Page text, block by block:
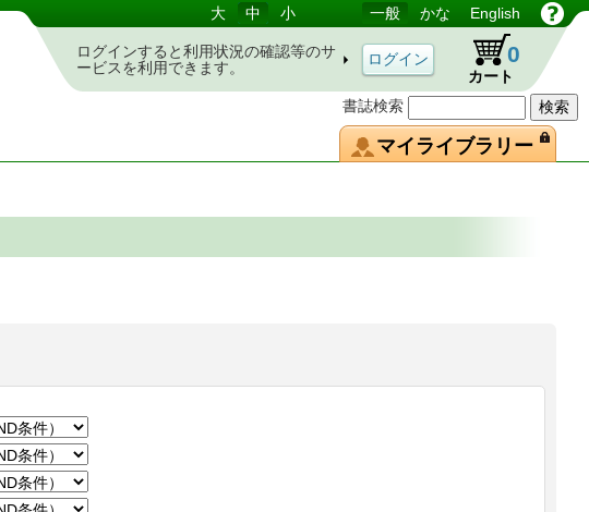
書誌検索
大 中 小 一般 かな English
ログインすると利用状況の確認等のサ
ービスを利用できます。
カート
0
マイライブラリー